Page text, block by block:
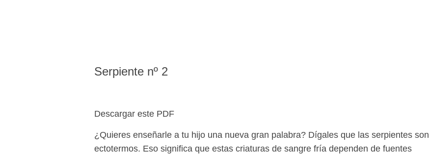
Serpiente nº 2
Descargar este PDF
¿Quieres enseñarle a tu hijo una nueva gran palabra? Dígales que las serpientes son
ectotermos. Eso significa que estas criaturas de sangre fría dependen de fuentes